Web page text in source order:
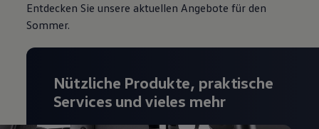
Entdecken Sie unsere aktuellen Angebote für den
Sommer.
Nützliche Produkte, praktische
Services und vieles mehr